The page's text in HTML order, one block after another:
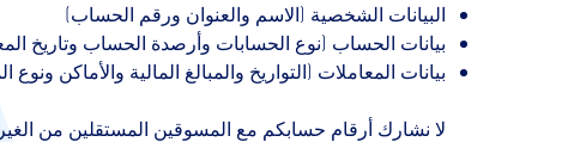
البيانات الشخصية (الاسم والعنوان ورقم الحساب)
بيانات الحساب (نوع الحسابات وأرصدة الحساب وتاريخ
بيانات المعاملات (التواريخ والمبالغ المالية والأماكن ونوع
لا نشارك أرقام حسابكم مع المسوقين المستقلين من